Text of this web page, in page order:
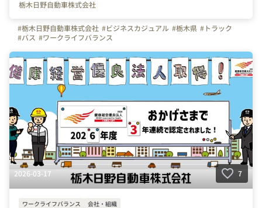
栃木日野自動車株式会社
#栃木日野自動車株式会社 #ビジネスカジュアル #栃木県 #トラック
#バス #ワークライフバランス
2026-03-17 7
ワークライフバランス 会社・組織